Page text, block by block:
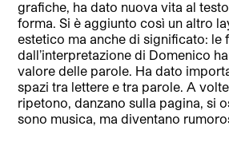
grafiche, ha dato nuova vita al
forma. Si è aggiunto così un altro
estetico ma anche di significato: le
dall’interpretazione di Domenico
valore delle parole. Ha dato
spazi tra lettere e tra parole. A
ripetono, danzano sulla pagina, si
sono musica, ma diventano